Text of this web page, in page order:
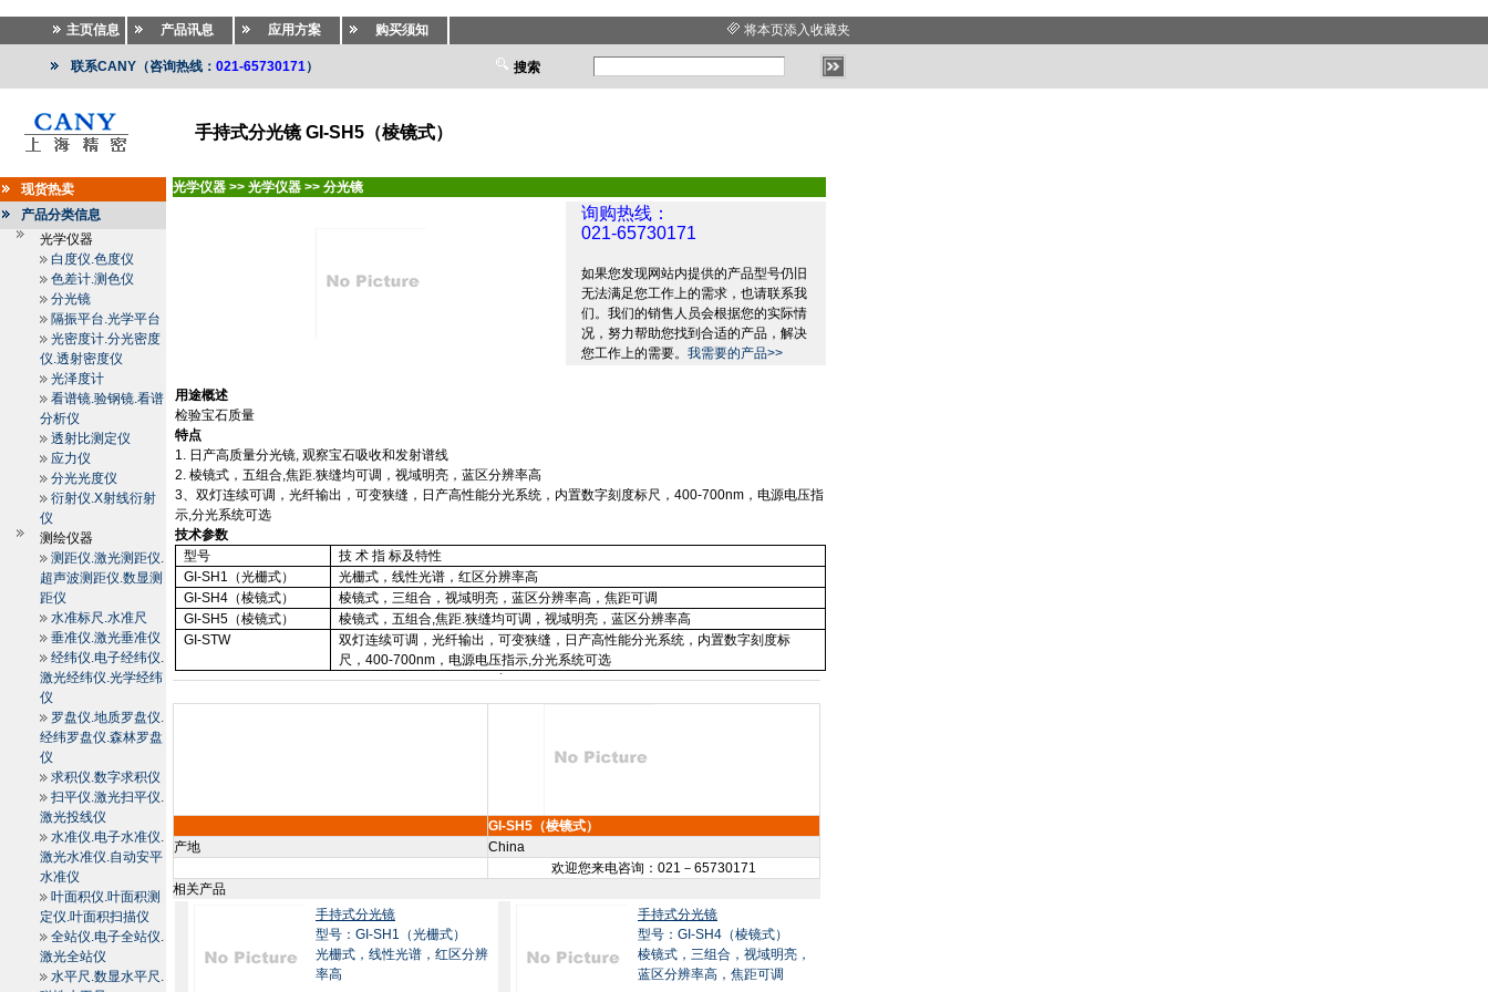
主页信息 产品讯息 应用方案 购买须知 将本页添入收藏夹
联系CANY（咨询热线： 021-65730171） 搜索
手持式分光镜 GI-SH5（棱镜式）
现货热卖
产品分类信息
光学仪器
白度仪.色度仪
色差计.测色仪
分光镜
隔振平台.光学平台
光密度计.分光密度
仪.透射密度仪
光泽度计
看谱镜.验钢镜.看谱
分析仪
透射比测定仪
应力仪
分光光度仪
衍射仪.X射线衍射
仪
测绘仪器
测距仪.激光测距仪.
超声波测距仪.数显测
距仪
水准标尺.水准尺
垂准仪.激光垂准仪
经纬仪.电子经纬仪.
激光经纬仪.光学经纬
仪
罗盘仪.地质罗盘仪.
经纬罗盘仪.森林罗盘
仪
求积仪.数字求积仪
扫平仪.激光扫平仪.
激光投线仪
水准仪.电子水准仪.
激光水准仪.自动安平
水准仪
叶面积仪.叶面积测
定仪.叶面积扫描仪
全站仪.电子全站仪.
激光全站仪
水平尺.数显水平尺.
光学仪器 >> 光学仪器 >> 分光镜
询购热线：
021-65730171
如果您发现网站内提供的产品型号仍旧
无法满足您工作上的需求，也请联系我
们。我们的销售人员会根据您的实际情
况，努力帮助您找到合适的产品，解决
您工作上的需要。 我需要的产品>>
用途概述
检验宝石质量
特点
1. 日产高质量分光镜, 观察宝石吸收和发射谱线
2. 棱镜式，五组合,焦距.狭缝均可调，视域明亮，蓝区分辨率高
3、双灯连续可调，光纤输出，可变狭缝，日产高性能分光系统，内置数字刻度标尺， 400-700nm ，电源电压指
示,分光系统可选
技术参数
型号
技 术 指 标及特性
GI-SH1 （光栅式）
光栅式，线性光谱，红区分辨率高
GI-SH4 （棱镜式）
棱镜式，三组合，视域明亮，蓝区分辨率高，焦距可调
GI-SH5 （棱镜式） 棱镜式，五组合,焦距.狭缝均可调，视域明亮，蓝区分辨率高
GI-STW
双灯连续可调，光纤输出，可变狭缝，日产高性能分光系统，内置数字刻度标
尺，400-700nm ，电源电压指示,分光系统可选
GI-SH5（棱镜式）
产地
China
欢迎您来电咨询：021－65730171
相关产品
手持式分光镜
型号：GI-SH1（光栅式）
光栅式，线性光谱，红区分辨
率高
手持式分光镜
型号：GI-SH4（棱镜式）
棱镜式，三组合，视域明亮，
蓝区分辨率高，焦距可调